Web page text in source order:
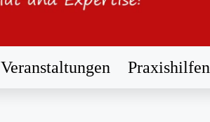
Veranstaltungen Praxishilfen